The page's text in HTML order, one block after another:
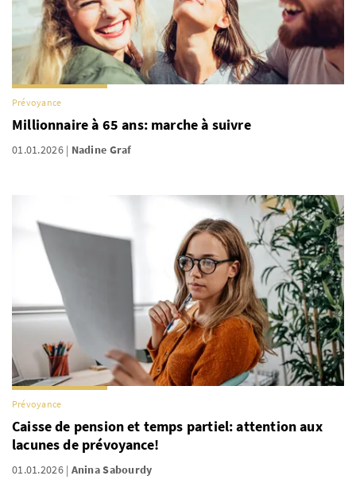
Prévoyance
Millionnaire à 65 ans: marche à suivre
01.01.2026 Nadine Graf
Prévoyance
Caisse de pension et temps partiel: attention aux
lacunes de prévoyance!
01.01.2026 Anina Sabourdy